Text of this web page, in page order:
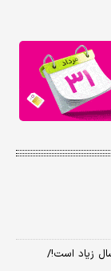
اصلاح طلب: ‌لیست مسئولان موثر بالای ۹۰ سال زیاد است!/